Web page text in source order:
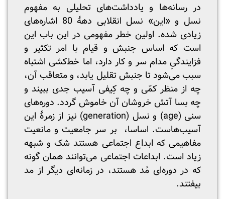
در رسانه‌ها و یادداشت‌های تحلیلی به مفهوم
نسل و «این» نسل انقلابی دهۀ 80 اشاره‌های
زیادی شده. اولین خطر مفهومی در این باب این
است که اساس جنبش و قیام با امر تکثیر و
فزایندگیِ مدام سر و کار دارد، اما خط‌کشی اشتباه
سبب می‌شود تا جنبش تقلیل یابد، و متعاقب آن،
چه از منظر کمّی و چه کِیفی آسیب جدی ببیند و
چه بسا آتش خروشان آن خاموش گردد. دوره‌های
سنی (age) و نسل (generation) نیز از زمرۀ این
آسیب‌هاست. اساسا، بر سر جامعیت و مانعیت
مفاهیمی که ابداع اجتماعی هستند شک و شبهه
زیاد است. ابداعات اجتماعی می‌توانند همان گونه
که در دوره‌ای مُد هستند، در زمانه‌ای دیگر از مد
بیفتند.